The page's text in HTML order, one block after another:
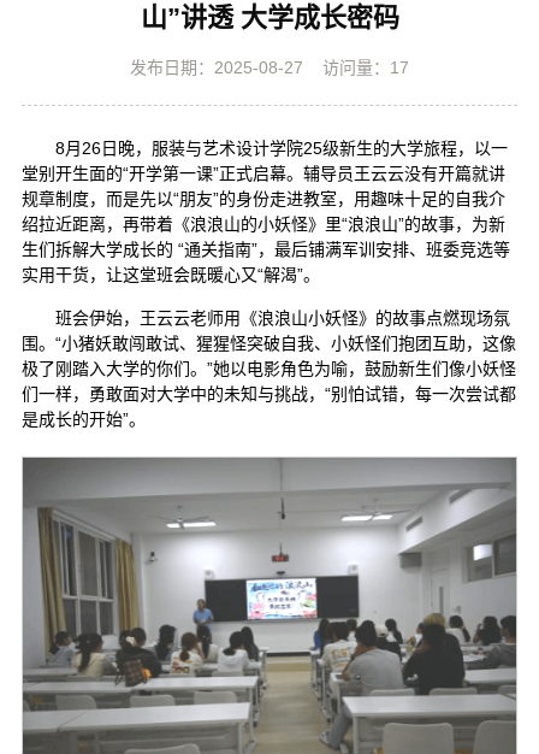
山”讲透 大学成长密码
发布日期：2025-08-27 访问量： 17
8月26日晚，服装与艺术设计学院25级新生的大学旅程，以一
堂别开生面的“开学第一课”正式启幕。辅导员王云云没有开篇就讲
规章制度，而是先以“朋友”的身份走进教室，用趣味十足的自我介
绍拉近距离，再带着《浪浪山的小妖怪》里“浪浪山”的故事，为新
生们拆解大学成长的 “通关指南”，最后铺满军训安排、班委竞选等
实用干货，让这堂班会既暖心又“解渴”。
班会伊始，王云云老师用《浪浪山小妖怪》的故事点燃现场氛
围。“小猪妖敢闯敢试、猩猩怪突破自我、小妖怪们抱团互助，这像
极了刚踏入大学的你们。”她以电影角色为喻，鼓励新生们像小妖怪
们一样，勇敢面对大学中的未知与挑战，“别怕试错，每一次尝试都
是成长的开始”。